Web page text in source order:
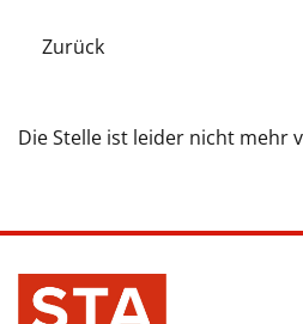
Zurück
Die Stelle ist leider nicht mehr